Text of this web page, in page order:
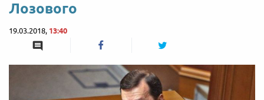
Лозового
19.03.2018, 13:40